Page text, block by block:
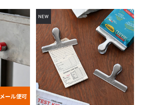
メール便可